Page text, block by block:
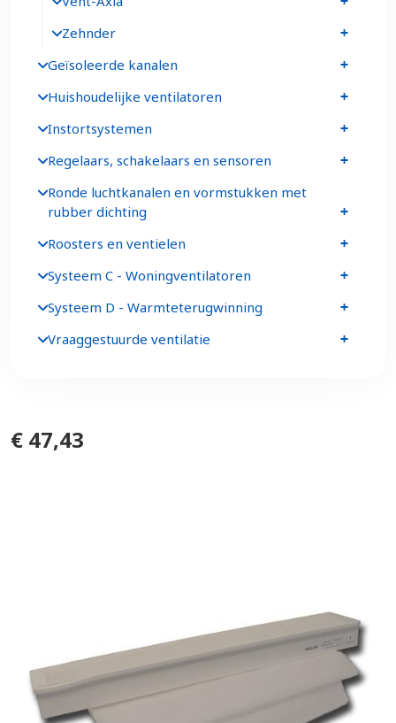
€ 47,43
Zehnder
Geïsoleerde kanalen
Huishoudelijke ventilatoren
Instortsystemen
Regelaars, schakelaars en sensoren
Ronde luchtkanalen en vormstukken met
rubber dichting
Roosters en ventielen
Systeem C - Woningventilatoren
Systeem D - Warmteterugwinning
Vraaggestuurde ventilatie